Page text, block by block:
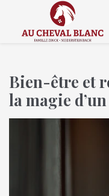
Bien-être et
la magie